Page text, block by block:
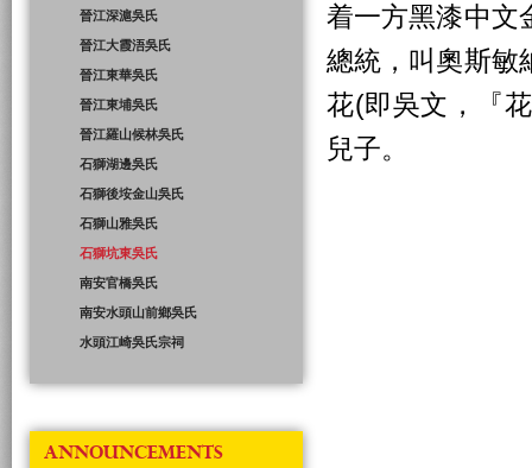
着一方黑漆中文
總統，叫奧斯敏
花(即吳文，『
兒子。
晉江深滬吳氏
晉江大霞浯吳氏
晉江東華吳氏
晉江東埔吳氏
晉江羅山候林吳氏
石獅湖邊吳氏
石獅後垵金山吳氏
石獅山雅吳氏
石獅坑東吳氏
南安官橋吳氏
南安水頭山前鄉吳氏
水頭江崎吳氏宗祠
ANNOUNCEMENTS